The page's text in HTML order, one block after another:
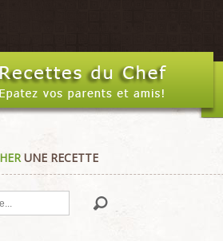
UNE RECETTE